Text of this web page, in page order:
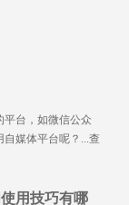
平台，如微信公众
自媒体平台呢？...查
用技巧有哪